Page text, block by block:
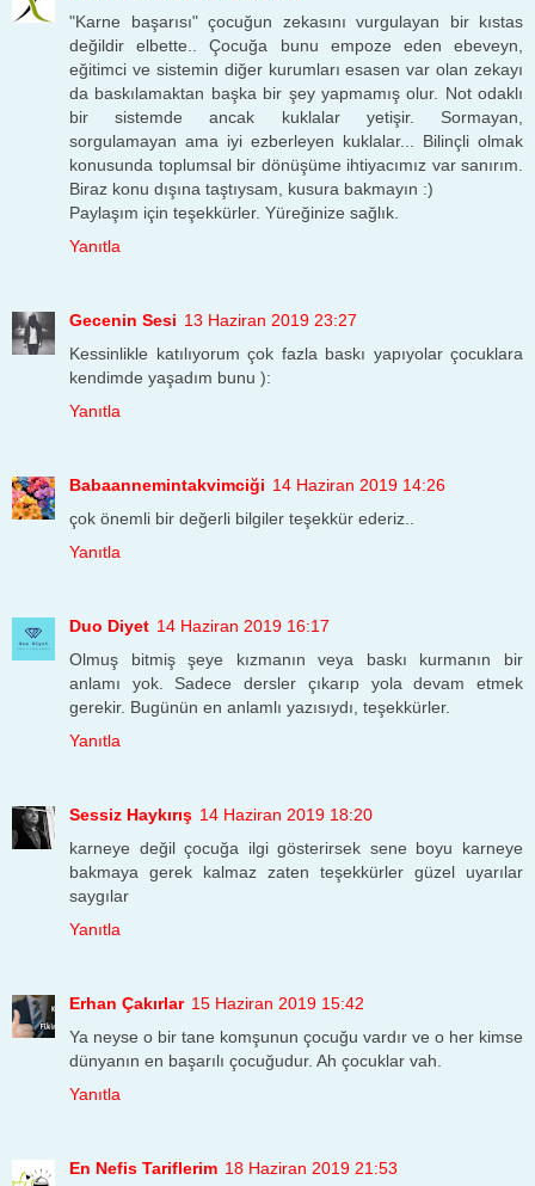
"Karne başarısı" çocuğun zekasını vurgulayan bir kıstas
değildir elbette.. Çocuğa bunu empoze eden ebeveyn,
eğitimci ve sistemin diğer kurumları esasen var olan zekayı
da baskılamaktan başka bir şey yapmamış olur. Not odaklı
bir sistemde ancak kuklalar yetişir. Sormayan,
sorgulamayan ama iyi ezberleyen kuklalar... Bilinçli olmak
konusunda toplumsal bir dönüşüme ihtiyacımız var sanırım.
Biraz konu dışına taştıysam, kusura bakmayın :)
Paylaşım için teşekkürler. Yüreğinize sağlık.
Yanıtla
Gecenin Sesi 13 Haziran 2019 23:27
Kessinlikle katılıyorum çok fazla baskı yapıyolar çocuklara
kendimde yaşadım bunu ):
Yanıtla
Babaannemintakvimciği 14 Haziran 2019 14:26
çok önemli bir değerli bilgiler teşekkür ederiz..
Yanıtla
Duo Diyet 14 Haziran 2019 16:17
Olmuş bitmiş şeye kızmanın veya baskı kurmanın bir
anlamı yok. Sadece dersler çıkarıp yola devam etmek
gerekir. Bugünün en anlamlı yazısıydı, teşekkürler.
Yanıtla
Sessiz Haykırış 14 Haziran 2019 18:20
karneye değil çocuğa ilgi gösterirsek sene boyu karneye
bakmaya gerek kalmaz zaten teşekkürler güzel uyarılar
saygılar
Yanıtla
Erhan Çakırlar 15 Haziran 2019 15:42
Ya neyse o bir tane komşunun çocuğu vardır ve o her kimse
dünyanın en başarılı çocuğudur. Ah çocuklar vah.
Yanıtla
En Nefis Tariflerim 18 Haziran 2019 21:53